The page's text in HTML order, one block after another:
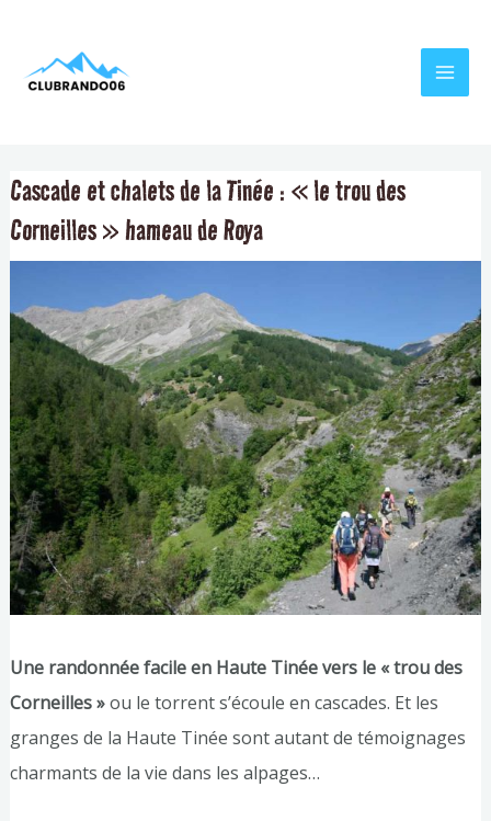
contenu
Cascade et chalets de la Tinée : « le trou des
Corneilles » hameau de Roya
Une randonnée facile en Haute Tinée vers le « trou des
Corneilles »ou le torrent s’écoule en cascades. Et les
granges de la Haute Tinée sont autant de témoignages
charmants de la vie dans les alpages…
de
l’article